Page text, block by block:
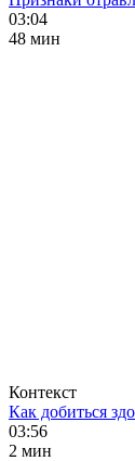
03:04
48 мин
Контекст
Как добиться
03:56
2 мин